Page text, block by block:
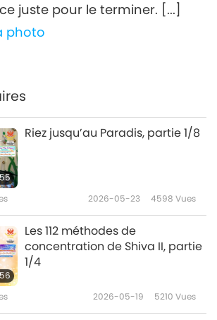
juste pour le terminer. [...]
photo
Riez jusqu’au Paradis, partie 1/8
2026-05-23 4598 Vues
Les 112 méthodes de
concentration de Shiva II, partie
1/4
2026-05-19 5210 Vues